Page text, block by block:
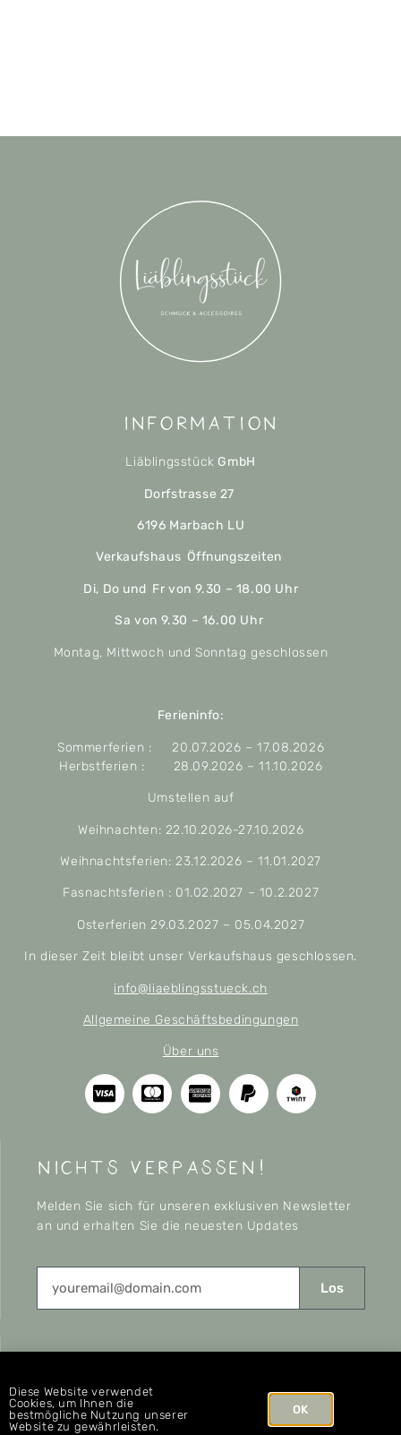
Information
Liäblingsstück GmbH
Dorfstrasse 27
6196 Marbach LU
Verkaufshaus Öffnungszeiten
Di, Do und Fr von 9.30 – 18.00 Uhr
Sa von 9.30 – 16.00 Uhr
Montag, Mittwoch und Sonntag geschlossen
Ferieninfo:
Sommerferien : 20.07.2026 – 17.08.2026
Herbstferien : 28.09.2026 – 11.10.2026
Umstellen auf
Weihnachten: 22.10.2026-27.10.2026
Weihnachtsferien: 23.12.2026 – 11.01.2027
Fasnachtsferien : 01.02.2027 – 10.2.2027
Osterferien 29.03.2027 – 05.04.2027
In dieser Zeit bleibt unser Verkaufshaus geschlossen.
info@liaeblingsstueck.ch
Allgemeine Geschäftsbedingungen
Über uns
nichts verpassen!
Melden Sie sich für unseren exklusiven Newsletter
an und erhalten Sie die neuesten Updates
Los
CONNECT
Diese Website verwendet
Cookies, um Ihnen die
bestmögliche Nutzung unserer
Website zu gewährleisten.
OK